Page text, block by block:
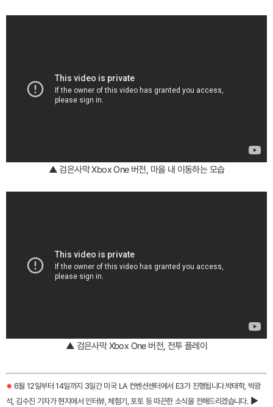
▲ 검은사막 Xbox One 버전, 마을 내 이동하는 모습
▲ 검은사막 Xbox One 버전, 전투 플레이
※ 6월 12일부터 14일까지 3일간 미국 LA 컨벤션센터에서 E3가 진행됩니다.박태학, 박광
석, 김수진 기자가 현지에서 인터뷰, 체험기, 포토 등 따끈한 소식을 전해드리겠습니다. ▶